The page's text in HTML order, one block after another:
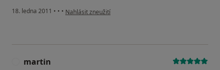
18. ledna 2011 • • • podle názoru uživatele Pacient
Nahlásit zneužití
martin